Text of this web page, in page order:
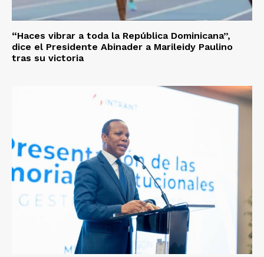
“Haces vibrar a toda la República Dominicana”,
dice el Presidente Abinader a Marileidy Paulino
tras su victoria